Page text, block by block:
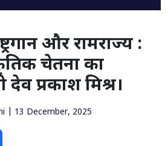
और रामराज्य :
चेतना का
देव प्रकाश मिश्र।
| 13 December, 2025